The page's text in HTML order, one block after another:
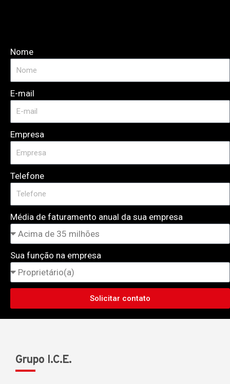
Nome
E-mail
Empresa
Telefone
Média de faturamento anual da sua empresa
Sua função na empresa
Solicitar contato
Grupo I.C.E.